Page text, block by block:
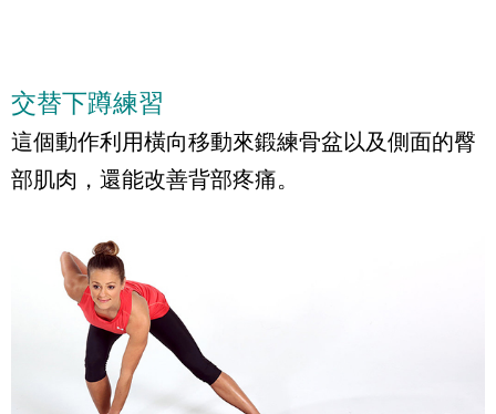
交替下蹲練習
這個動作利用橫向移動來鍛練骨盆以及側面的臀
部肌肉，還能改善背部疼痛。